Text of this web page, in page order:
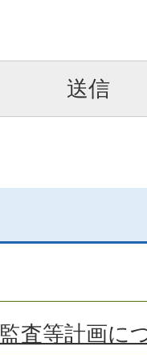
査等計画に